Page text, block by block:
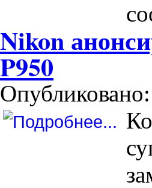
Nikon
P950